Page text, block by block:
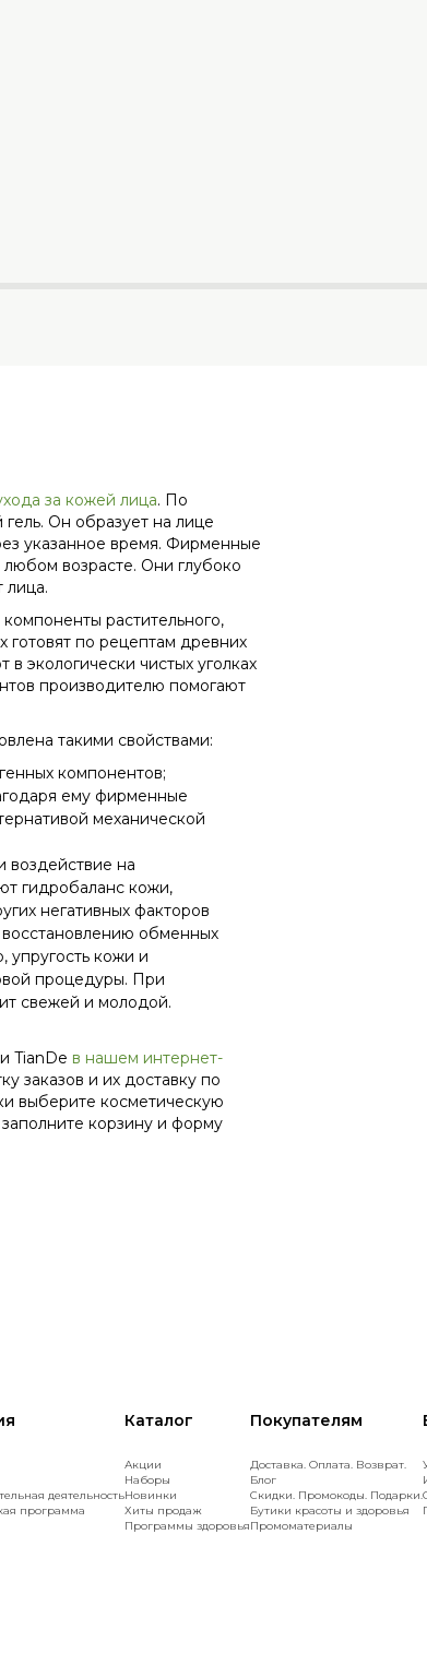
за кожей лица. По
Он образует на лице
указанное время. Фирменные
возрасте. Они глубоко
лица.
растительного,
готовят по рецептам древних
экологически чистых уголках
производителю помогают
такими свойствами:
компонентов;
ему фирменные
механической
воздействие на
гидробаланс кожи,
негативных факторов
обменных
кожи и
процедуры. При
свежей и молодой.
TianDe в нашем интернет-
заказов и их доставку по
выберите косметическую
корзину и форму
деятельность
программа
Каталог
Акции
Наборы
Новинки
Хиты продаж
Программы здоровья
Покупателям
Доставка. Оплата. Возврат.
Блог
Скидки. Промокоды. Подарки.
Бутики красоты и здоровья
Промоматериалы